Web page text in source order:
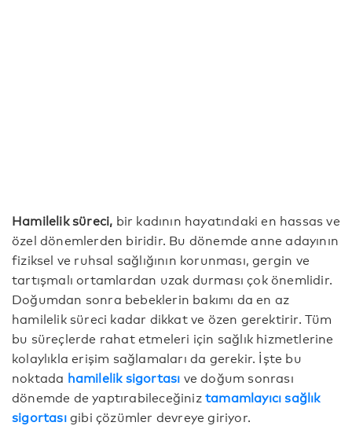
Hamilelik süreci, bir kadının hayatındaki en hassas ve
özel dönemlerden biridir. Bu dönemde anne adayının
fiziksel ve ruhsal sağlığının korunması, gergin ve
tartışmalı ortamlardan uzak durması çok önemlidir.
Doğumdan sonra bebeklerin bakımı da en az
hamilelik süreci kadar dikkat ve özen gerektirir. Tüm
bu süreçlerde rahat etmeleri için sağlık hizmetlerine
kolaylıkla erişim sağlamaları da gerekir. İşte bu
noktada hamilelik sigortası ve doğum sonrası
dönemde de yaptırabileceğiniztamamlayıcı sağlık
sigortasıgibi çözümler devreye giriyor.